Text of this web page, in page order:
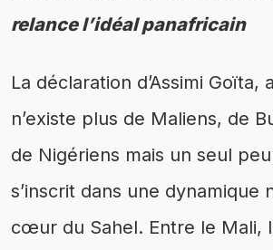
relance l’idéal panafricain
La déclaration d’Assimi Goïta,
n’existe plus de Maliens, de
de Nigériens mais un seul
s’inscrit dans une dynamique
cœur du Sahel. Entre le Mali,